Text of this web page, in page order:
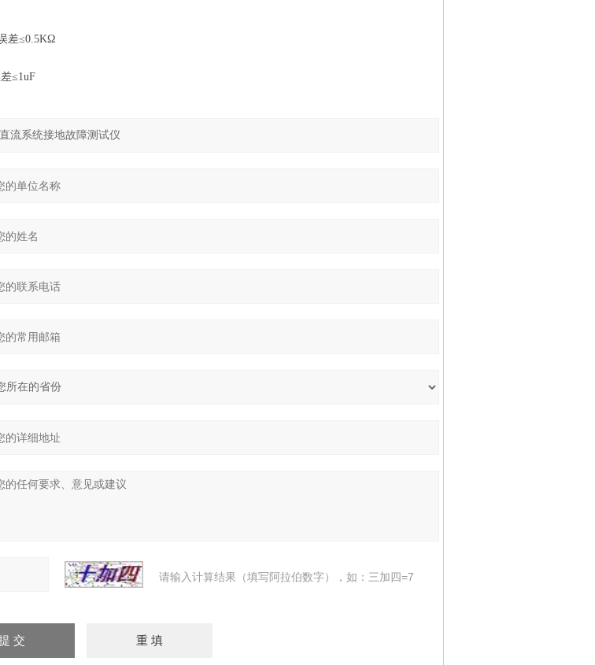
差≤0.5KΩ
≤1uF
请输入计算结果（填写阿拉伯数字），如：三加四=7